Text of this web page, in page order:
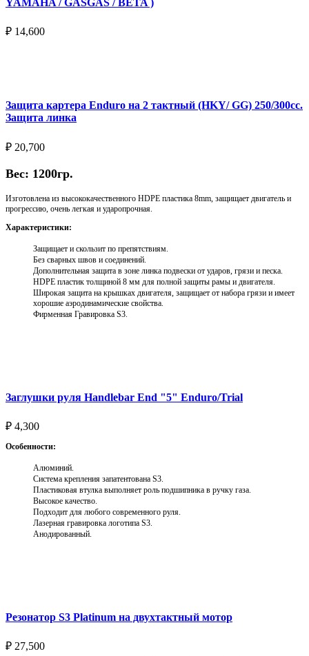
YAMAHA / GASGAS / BETA )
₽ 14,600
Защита картера Enduro на 2 тактный (HKY/ GG) 250/300cc.
Защита линка
₽ 20,700
Вес: 1200гр.
Изготовлена из высококачественного HDPE пластика 8mm, защищает двигатель и
прогрессию, очень легкая и ударопрочная.
Характеристики:
Защищает и скользит по препятствиям.
Без сварных швов и соединений.
Дополнительная защита в зоне линка подвески от ударов, грязи и песка.
HDPE пластик толщиной 8 мм для полной защиты рамы и двигателя.
Широкая защита на крышках двигателя, защищает от набора грязи и имеет
хорошие аэродинамические свойства.
Фирменная Гравировка S3.
Заглушки руля Handlebar End "5" Enduro/Trial
₽ 4,300
Особенности:
Алюминий.
Система крепления запатентована S3.
Пластиковая втулка выполняет роль подшипника в ручку газа.
Высокое качество.
Подходит для любого современного руля.
Лазерная гравировка логотипа S3.
Анодированный.
Резонатор S3 Platinum на двухтактный мотор
₽ 27,500